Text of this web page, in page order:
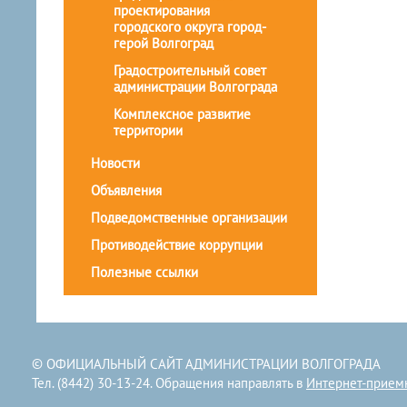
проектирования
городского округа город-
герой Волгоград
Градостроительный совет
администрации Волгограда
Комплексное развитие
территории
Новости
Объявления
Подведомственные организации
Противодействие коррупции
Полезные ссылки
© ОФИЦИАЛЬНЫЙ САЙТ АДМИНИСТРАЦИИ ВОЛГОГРАДА
Тел. (8442) 30-13-24. Обращения направлять в Интернет-